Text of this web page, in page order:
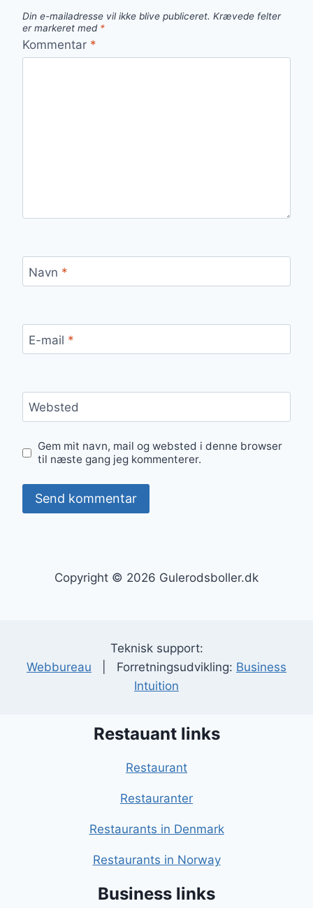
Din e-mailadresse vil ikke blive publiceret. Krævede felter
er markeret med *
Kommentar *
Navn *
E-mail *
Websted
Gem mit navn, mail og websted i denne browser
til næste gang jeg kommenterer.
Copyright © 2026 Gulerodsboller.dk
Teknisk support:
Webbureau | Forretningsudvikling: Business
Intuition
Restauant links
Restaurant
Restauranter
Restaurants in Denmark
Restaurants in Norway
Business links